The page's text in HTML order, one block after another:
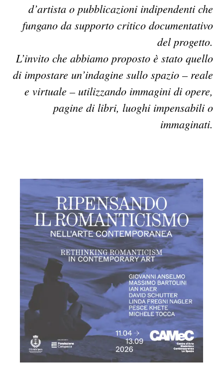
d’artista o pubblicazioni indipendenti che
fungano da supporto critico documentativo
del progetto.
L’invito che abbiamo proposto è stato quello
di impostare un’indagine sullo spazio – reale
e virtuale – utilizzando immagini di opere,
pagine di libri, luoghi impensabili o
immaginati.